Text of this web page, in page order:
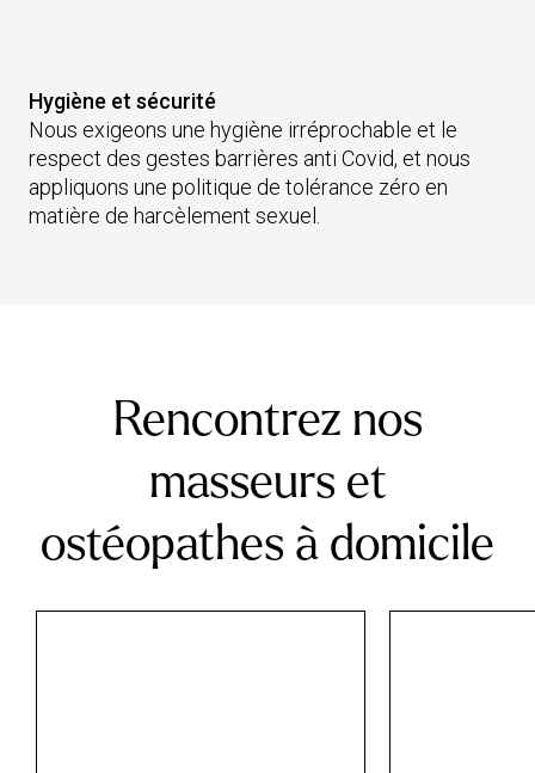
Hygiène et sécurité
Nous exigeons une hygiène irréprochable et le
respect des gestes barrières anti Covid, et nous
appliquons une politique de tolérance zéro en
matière de harcèlement sexuel.
Rencontrez nos
masseurs et
ostéopathes à domicile